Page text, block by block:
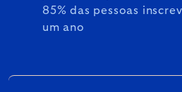
85% das pessoas
um ano